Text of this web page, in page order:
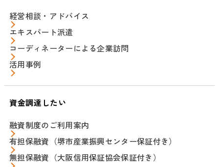
経営相談・アドバイス
エキスパート派遣
コーディネーターによる企業訪問
活用事例
資金調達したい
融資制度のご利用案内
有担保融資（堺市産業振興センター保証付き）
無担保融資（大阪信用保証協会保証付き）